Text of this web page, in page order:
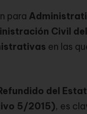
para
Civil
en las
del
5/2015), es